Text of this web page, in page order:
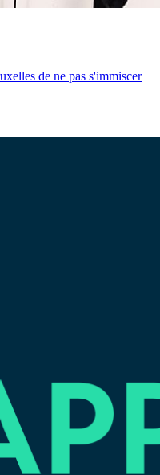
de ne pas s'immiscer